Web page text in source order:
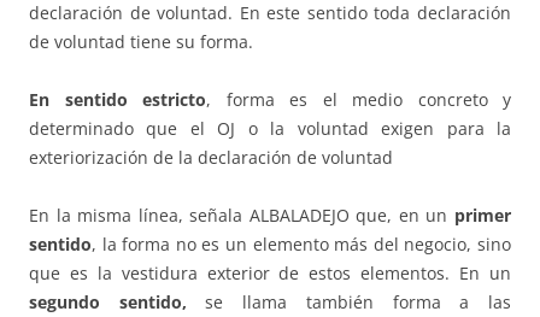
declaración de voluntad. En este sentido toda declaración
de voluntad tiene su forma.
En sentido estricto, forma es el medio concreto y
determinado que el OJ o la voluntad exigen para la
exteriorización de la declaración de voluntad
En la misma línea, señala ALBALADEJO que, en un primer
sentido, la forma no es un elemento más del negocio, sino
que es la vestidura exterior de estos elementos. En un
segundo sentido,se llama también forma a las